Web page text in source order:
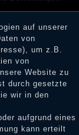
Händler die
im
auf unserer
von
um z.B.
von
Website zu
durch gesetzte
wir in den
aufgrund eines
kann erteilt